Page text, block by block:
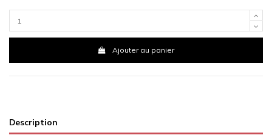
Ajouter au panier
Description